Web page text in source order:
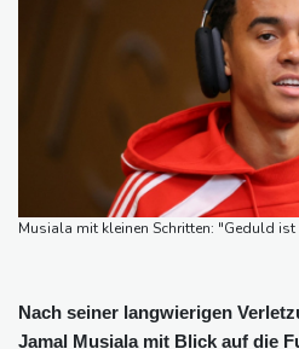
Sieg auf der längsten Etappe:
Drohne explodiert an der Grenze
Bulgarien nahe Gaspipeline
Lionel Messi trauert um seinen
Musiala mit kleinen Schritten: "Geduld
Nach seiner langwierigen
Jamal Musiala mit Blick auf die